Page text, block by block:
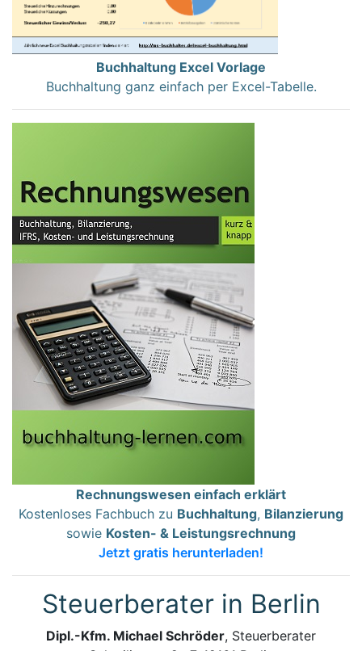
Buchhaltung Excel Vorlage
Buchhaltung ganz einfach per Excel-Tabelle.
Rechnungswesen einfach erklärt
Kostenloses Fachbuch zu Buchhaltung, Bilanzierung
sowie Kosten- & Leistungsrechnung
Jetzt gratis herunterladen!
Steuerberater in Berlin
Dipl.-Kfm. Michael Schröder, Steuerberater